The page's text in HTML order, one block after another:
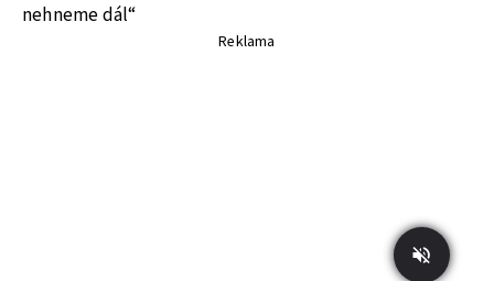
nehneme dál“
Reklama